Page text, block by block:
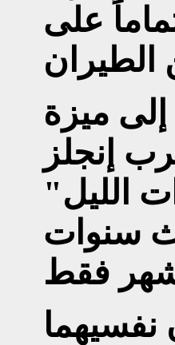
على
إلى ميزة
إنجلز
الليل"
سنوات